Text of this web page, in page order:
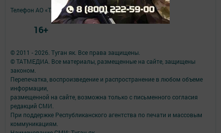
© 2011 - 2026. Туган як. Все права защищены.
© ТАТМЕДИА. Все материалы, размещенные на сайте, защищены
законом.
Перепечатка, воспроизведение и распространение в любом объеме
информации,
размещенной на сайте, возможна только с письменного согласия
редакций СМИ.
При поддержке Республиканского агентства по печати и массовым
коммуникациям.
Телефон АО «ТАТМЕДИА»: (843) 222 09 84
16+